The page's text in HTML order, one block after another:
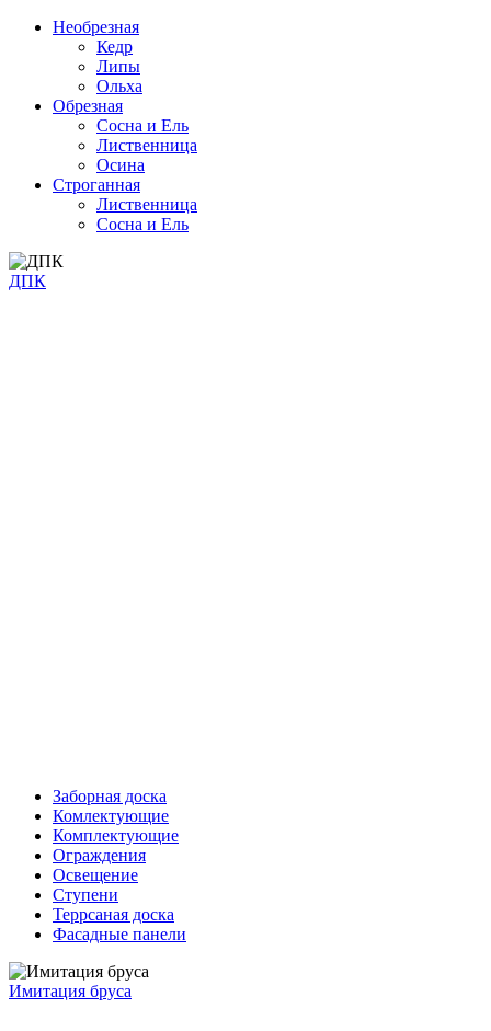
Необрезная
Кедр
Липы
Ольха
Обрезная
Cосна и Ель
Лиственница
Осина
Строганная
Лиственница
Сосна и Ель
ДПК
Заборная доска
Комлектующие
Комплектующие
Ограждения
Освещение
Ступени
Террсаная доска
Фасадные панели
Имитация бруса